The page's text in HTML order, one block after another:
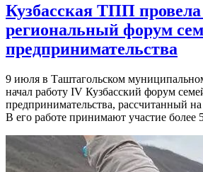
Кузбасская ТПП
региональный форум
предпринимательства
9 июля в Таштагольском
начал работу IV Кузбасский форум
предпринимательства, рассчитанный
В его работе принимают участие более